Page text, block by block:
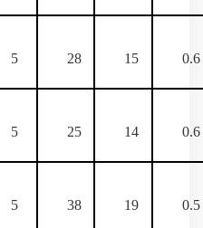
28 15 0.6
25 14 0.6
38 19 0.5